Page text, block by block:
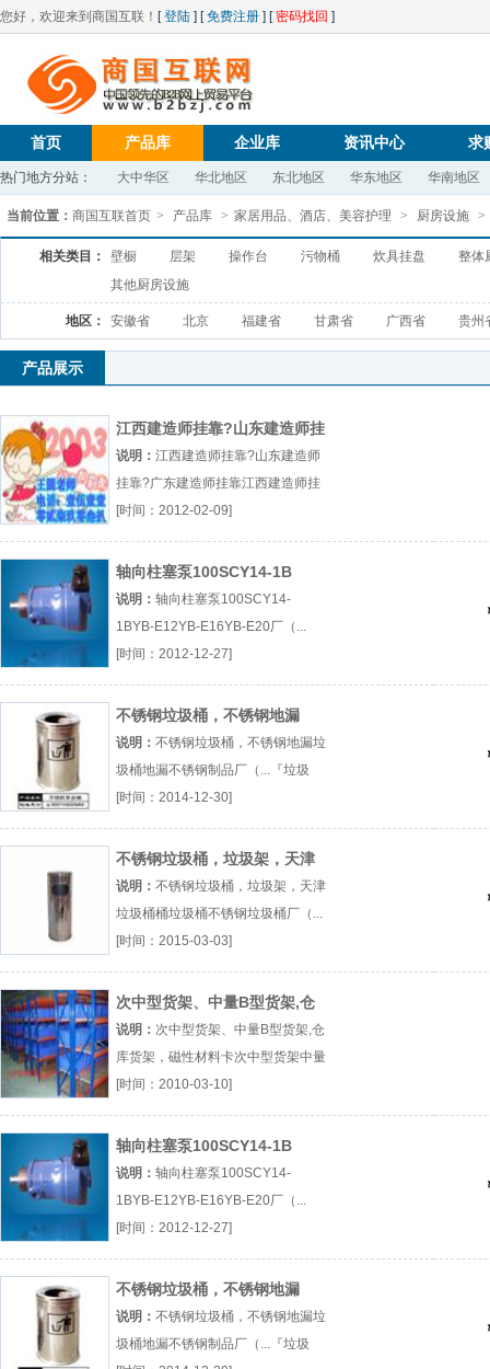
您好，欢迎来到商国互联！ [登陆 ] [免费注册 ] [密码找回 ]
首页 产品库 企业库 资讯中心 求
热门地方分站： 大中华区 华北地区 东北地区 华东地区 华南地区
当前位置： 商国互联首页 > 产品库 > 家居用品、酒店、美容护理 > 厨房设施 >
相关类目： 壁橱 层架 操作台 污物桶 炊具挂盘
整体
其他厨房设施
地区： 安徽省 北京 福建省 甘肃省 广西省 贵州
产品展示
江西建造师挂靠?山东建造师挂
靠?广东建造师挂靠
说明： 江西建造师挂靠?山东建造师
挂靠?广东建造师挂靠江西建造师挂
靠?江西建造师挂靠?江西建造师挂靠
厂（...『江西建造师挂靠?』
[时间：2012-02-09]
轴向柱塞泵100SCY14-1B
说明： 轴向柱塞泵100SCY14-
1BYB-E12YB-E16YB-E20厂（...
『YB-E12』
[时间：2012-12-27]
不锈钢垃圾桶，不锈钢地漏
说明： 不锈钢垃圾桶，不锈钢地漏垃
圾桶地漏不锈钢制品厂（...『垃圾
桶』
[时间：2014-12-30]
不锈钢垃圾桶，垃圾架，天津
垃圾桶
说明： 不锈钢垃圾桶，垃圾架，天津
垃圾桶桶垃圾桶不锈钢垃圾桶厂（...
『桶』
[时间：2015-03-03]
次中型货架、中量B型货架,仓
库货架，磁性材料卡
说明： 次中型货架、中量B型货架,仓
库货架，磁性材料卡次中型货架中量
B型货架仓库货架厂（...『次中型货
架』
[时间：2010-03-10]
轴向柱塞泵100SCY14-1B
说明： 轴向柱塞泵100SCY14-
1BYB-E12YB-E16YB-E20厂（...
『YB-E12』
[时间：2012-12-27]
不锈钢垃圾桶，不锈钢地漏
说明： 不锈钢垃圾桶，不锈钢地漏垃
圾桶地漏不锈钢制品厂（...『垃圾